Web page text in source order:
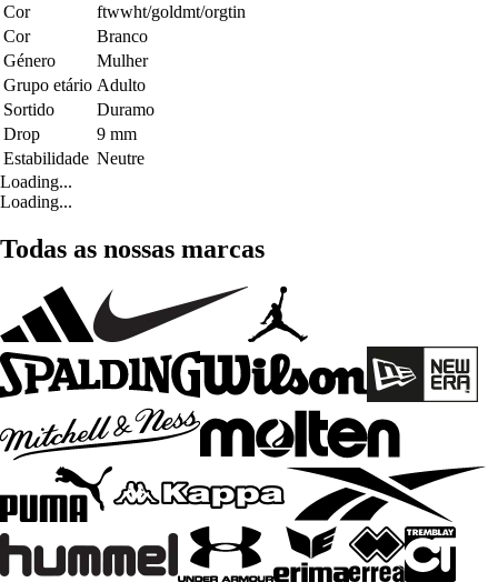
Cor
ftwwht/goldmt/orgtin
Cor
Branco
Género
Mulher
Grupo etário Adulto
Sortido
Duramo
Drop
9 mm
Estabilidade Neutre
Loading...
Loading...
Todas as nossas marcas